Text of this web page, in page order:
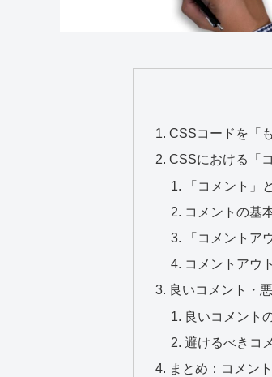
CSSコードを「
CSSにおける「
「コメント」
コメントの基
「コメント
コメントアウ
良いコメント・
良いコメント
避けるべきコ
まとめ：コメン